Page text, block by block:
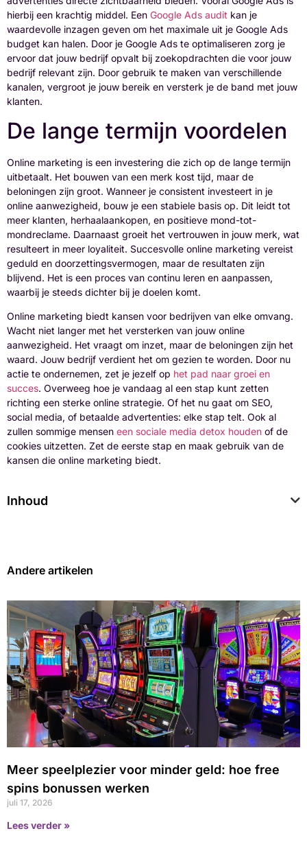
hierbij een krachtig middel. Een Google Ads audit kan je
waardevolle inzagen geven om het maximale uit je Google Ads
budget kan halen. Door je Google Ads te optimaliseren zorg je
ervoor dat jouw bedrijf opvalt bij zoekopdrachten die voor jouw
bedrijf relevant zijn. Door gebruik te maken van verschillende
kanalen, vergroot je jouw bereik en versterk je de band met jouw
klanten.
De lange termijn voordelen
Online marketing is een investering die zich op de lange termijn
uitbetaalt. Het bouwen van een merk kost tijd, maar de
beloningen zijn groot. Wanneer je consistent investeert in je
online aanwezigheid, bouw je een stabiele basis op. Dit leidt tot
meer klanten, herhaalaankopen, en positieve mond-tot-
mondreclame. Daarnaast groeit het vertrouwen in jouw merk, wat
resulteert in meer loyaliteit. Succesvolle online marketing vereist
geduld en doorzettingsvermogen, maar de resultaten zijn
blijvend. Het is een proces van continu leren en aanpassen,
waarbij je steeds dichter bij je doelen komt.
Online marketing biedt kansen voor bedrijven van elke omvang.
Wacht niet langer met het versterken van jouw online
aanwezigheid. Het vraagt om inzet, maar de beloningen zijn het
waard. Jouw bedrijf verdient het om gezien te worden. Door nu
actie te ondernemen, zet je jezelf op het pad naar groei en
succes. Overweeg hoe je vandaag al een stap kunt zetten
richting een sterke online strategie. Of het nu gaat om SEO,
social media, of betaalde advertenties: elke stap telt. Ook al
zullen sommige mensen een sociale media detox houden of de
cookies uitzetten. Zet de eerste stap en maak gebruik van de
kansen die online marketing biedt.
Inhoud
Andere artikelen
Meer speelplezier voor minder geld: hoe free
spins bonussen werken
juli 17, 2026
Lees verder »